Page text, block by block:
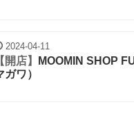
2024-04-11
【開店】
MOOMIN SHOP
ガワ）